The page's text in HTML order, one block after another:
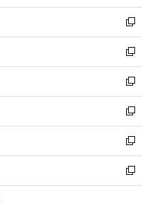
開
く
ウ
で
開
く
ン
ド
ウ
で
開
く
新
し
い
ウ
ィ
ン
ド
ウ
で
開
く
新
し
い
ウ
ィ
ン
ド
ウ
で
開
新
し
い
ウ
ィ
ン
ド
ウ
新
し
い
ウ
ィ
ン
新
し
い
ウ
新
し